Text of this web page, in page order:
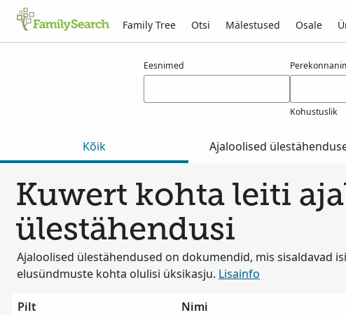
Family Tree Otsi Mälestused Osale
Eesnimed
Kohustuslik
Kõik Ajaloolised
Kuwert kohta leiti
ülestähendusi
Ajaloolised ülestähendused on dokumendid, mis sisaldavad
elusündmuste kohta olulisi üksikasju. Lisainfo
Pilt Nimi